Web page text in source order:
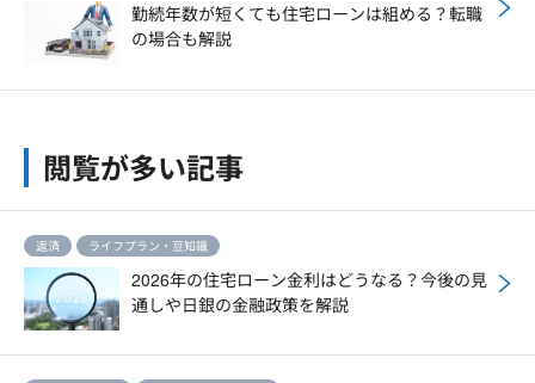
勤続年数が短くても住宅ローンは組める？転職
の場合も解説
閲覧が多い記事
返済 ライフプラン・豆知識
2026年の住宅ローン金利はどうなる？今後の見
通しや日銀の金融政策を解説